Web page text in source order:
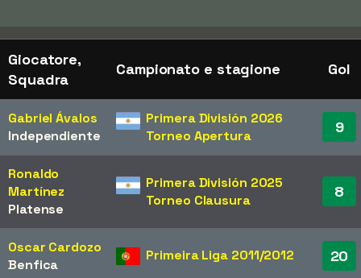
Giocatore,
Squadra
Campionato e stagione Gol
Gabriel Ávalos
Independiente
Primera División 2026
Torneo Apertura
9
Ronaldo
Martínez
Platense
Primera División 2025
Torneo Clausura
8
Oscar Cardozo
Benfica
Primeira Liga 2011/2012 20